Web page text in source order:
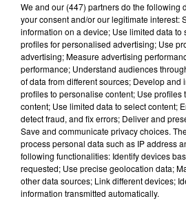
Lecture (4 min 14 sec)
100%
100% Radio les infos de
We and our (447) partnersdo the following
your consent and/or our legitimate interest:
information on a device; Use limited data to
profiles for personalised advertising; Use
advertising; Measure advertising
performance; Understand audiences
of data from different sources; Develop and
profiles to personalise content; Use profiles
content; Use limited data to select content;
detect fraud, and fix errors; Deliver and
Save and communicate privacy choices.
process personal data such as IP address
following functionalities: Identify devices
requested; Use precise geolocation data;
other data sources; Link different devices;
information transmitted automatically.